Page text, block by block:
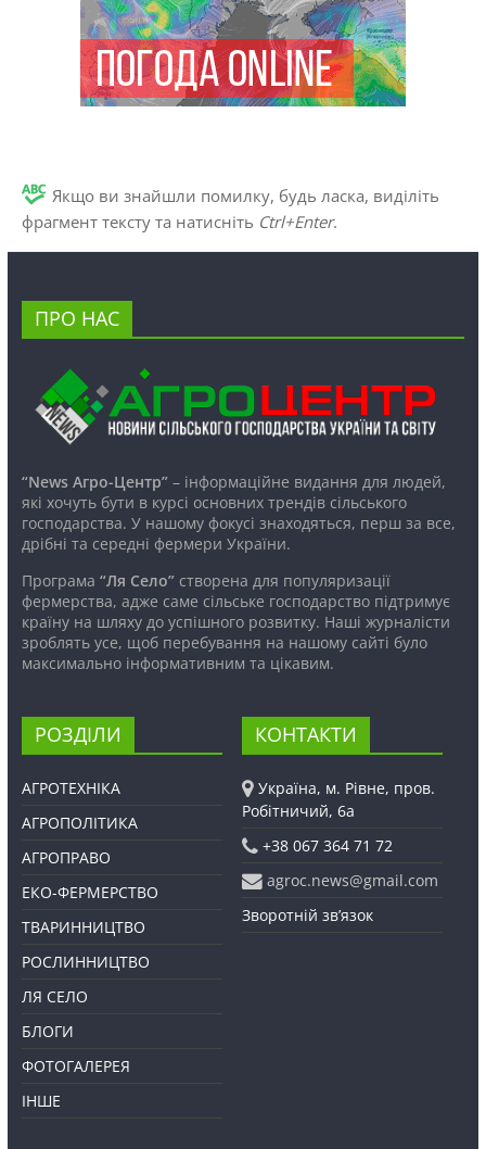
Якщо ви знайшли помилку, будь ласка, виділіть
фрагмент тексту та натисніть Ctrl+Enter.
ПРО НАС
“News Агро-Центр”– інформаційне видання для людей,
які хочуть бути в курсі основних трендів сільського
господарства. У нашому фокусі знаходяться, перш за все,
дрібні та середні фермери України.
Програма “Ля Село”створена для популяризації
фермерства, адже саме сільське господарство підтримує
країну на шляху до успішного розвитку. Наші журналісти
зроблять усе, щоб перебування на нашому сайті було
максимально інформативним та цікавим.
РОЗДІЛИ
АГРОТЕХНІКА
АГРОПОЛІТИКА
АГРОПРАВО
ЕКО-ФЕРМЕРСТВО
ТВАРИННИЦТВО
РОСЛИННИЦТВО
ЛЯ СЕЛО
БЛОГИ
ФОТОГАЛЕРЕЯ
ІНШЕ
КОНТАКТИ
Україна, м. Рівне, пров.
Робітничий, 6а
+38 067 364 71 72
agroc.news@gmail.com
Зворотній зв’язок